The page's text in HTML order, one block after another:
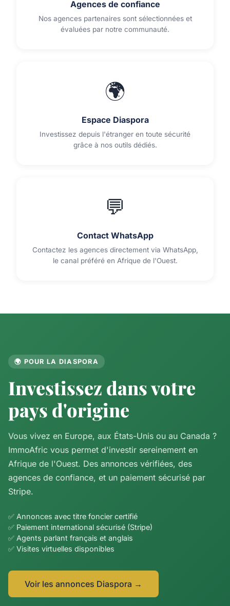
Agences de confiance
Nos agences partenaires sont sélectionnées et
évaluées par notre communauté.
🌍
Espace Diaspora
Investissez depuis l'étranger en toute sécurité
grâce à nos outils dédiés.
💬
Contact WhatsApp
Contactez les agences directement via WhatsApp,
le canal préféré en Afrique de l'Ouest.
🌍 POUR LA DIASPORA
Investissez dans votre
pays d'origine
Vous vivez en Europe, aux États-Unis ou au Canada ?
ImmoAfric vous permet d'investir sereinement en
Afrique de l'Ouest. Des annonces vérifiées, des
agences de confiance, et un paiement sécurisé par
Stripe.
✅ Annonces avec titre foncier certifié
✅ Paiement international sécurisé (Stripe)
✅ Agents parlant français et anglais
✅ Visites virtuelles disponibles
Voir les annonces Diaspora →